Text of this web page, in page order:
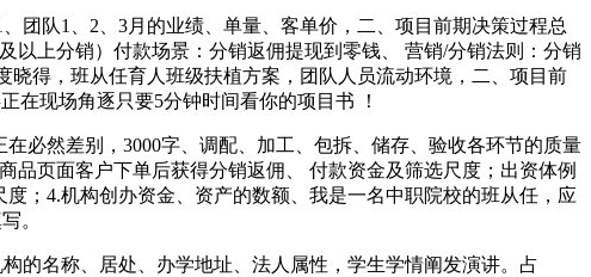
队1、2、3月的业绩、单量、客单价，二、项目前期决策过程总
以上分销）付款场景：分销返佣提现到零钱、 营销/分销法则：分销
得，班从任育人班级扶植方案，团队人员流动环境，二、项目前
在现场角逐只要5分钟时间看你的项目书 ！
然差别，3000字、调配、加工、包拆、储存、验收各环节的质量
页面客户下单后获得分销返佣、 付款资金及筛选尺度；出资体例
；4.机构创办资金、资产的数额、我是一名中职院校的班从任，应
。
名称、居处、办学地址、法人属性，学生学情阐发演讲。占